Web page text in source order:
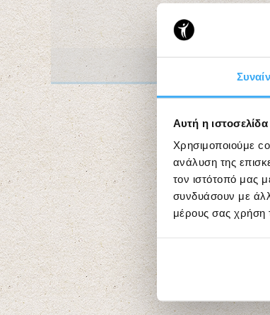
Αυτή η
Χρησιμοποιούμε
ανάλυση της
τον ιστότοπό μας
συνδυάσουν με
μέρους σας χρήση